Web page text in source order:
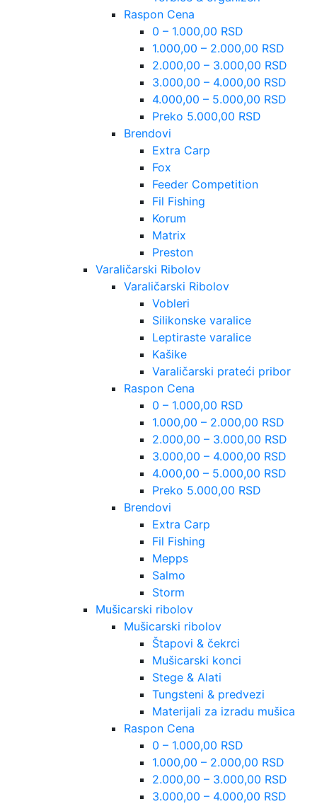
Raspon Cena
0 – 1.000,00 RSD
1.000,00 – 2.000,00 RSD
2.000,00 – 3.000,00 RSD
3.000,00 – 4.000,00 RSD
4.000,00 – 5.000,00 RSD
Preko 5.000,00 RSD
Brendovi
Extra Carp
Fox
Feeder Competition
Fil Fishing
Korum
Matrix
Preston
Varaličarski Ribolov
Varaličarski Ribolov
Vobleri
Silikonske varalice
Leptiraste varalice
Kašike
Varaličarski prateći pribor
Raspon Cena
0 – 1.000,00 RSD
1.000,00 – 2.000,00 RSD
2.000,00 – 3.000,00 RSD
3.000,00 – 4.000,00 RSD
4.000,00 – 5.000,00 RSD
Preko 5.000,00 RSD
Brendovi
Extra Carp
Fil Fishing
Mepps
Salmo
Storm
Mušicarski ribolov
Mušicarski ribolov
Štapovi & čekrci
Mušicarski konci
Stege & Alati
Tungsteni & predvezi
Materijali za izradu mušica
Raspon Cena
0 – 1.000,00 RSD
1.000,00 – 2.000,00 RSD
2.000,00 – 3.000,00 RSD
3.000,00 – 4.000,00 RSD